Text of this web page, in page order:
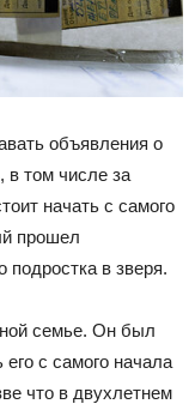
объявления о
в том числе за
начать с самого
прошел
подростка в зверя.
семье. Он был
с самого начала
что в двухлетнем